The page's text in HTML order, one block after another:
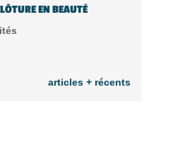
EN BEAUTÉ
articles + récents